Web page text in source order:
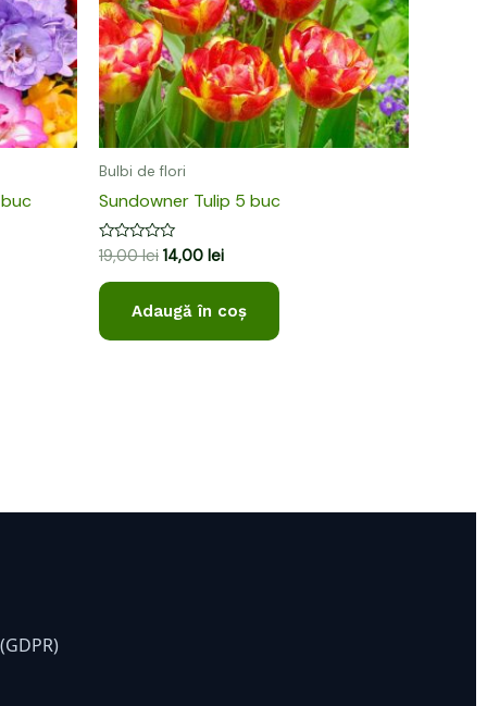
Bulbi de flori
Sundowner Tulip 5 buc
Evaluat
0
din
19,00lei 14,00 lei
Adaugă în coș